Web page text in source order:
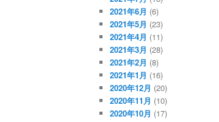
2021年6月 (6)
2021年5月 (23)
2021年4月 (11)
2021年3月 (28)
2021年2月 (8)
2021年1月 (16)
2020年12月 (20)
2020年11月 (10)
2020年10月 (17)